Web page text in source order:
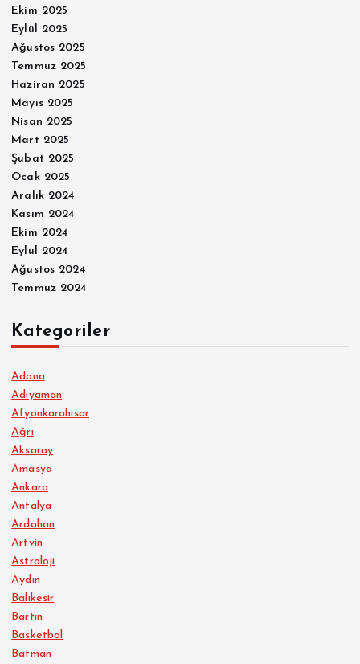
Ekim 2025
Eylül 2025
Ağustos 2025
Temmuz 2025
Haziran 2025
Mayıs 2025
Nisan 2025
Mart 2025
Şubat 2025
Ocak 2025
Aralık 2024
Kasım 2024
Ekim 2024
Eylül 2024
Ağustos 2024
Temmuz 2024
Kategoriler
Adana
Adıyaman
Afyonkarahisar
Ağrı
Aksaray
Amasya
Ankara
Antalya
Ardahan
Artvin
Astroloji
Aydın
Balıkesir
Bartın
Basketbol
Batman